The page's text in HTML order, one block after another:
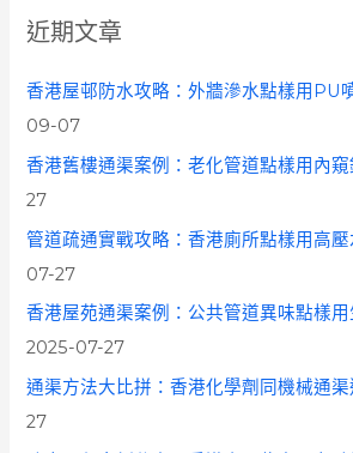
h
f
o
近期文章
香港屋邨防水攻略：外牆滲水點樣用PU
09-07
香港舊樓通渠案例：老化管道點樣用內窺
27
管道疏通實戰攻略：香港廁所點樣用高壓
07-27
香港屋苑通渠案例：公共管道異味點樣用
2025-07-27
通渠方法大比拼：香港化學劑同機械通渠
27